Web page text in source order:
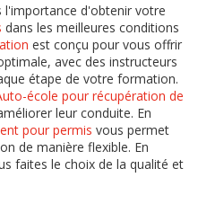
l'importance d'obtenir votre
dans les meilleures conditions
est conçu pour vous offrir
avec des instructeurs
étape de votre formation.
école pour récupération de
leur conduite. En
pour permis vous permet
de manière flexible. En
faites le choix de la qualité et